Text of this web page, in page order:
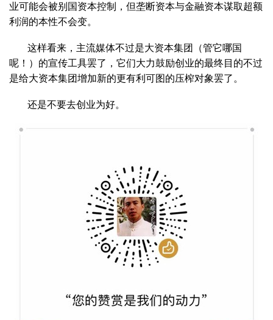
业可能会被别国资本控制，但垄断资本与金融资本谋取超额
利润的本性不会变。
这样看来，主流媒体不过是大资本集团（管它哪国
呢！）的宣传工具罢了，它们大力鼓励创业的最终目的不过
是给大资本集团增加新的更有利可图的压榨对象罢了。
还是不要去创业为好。